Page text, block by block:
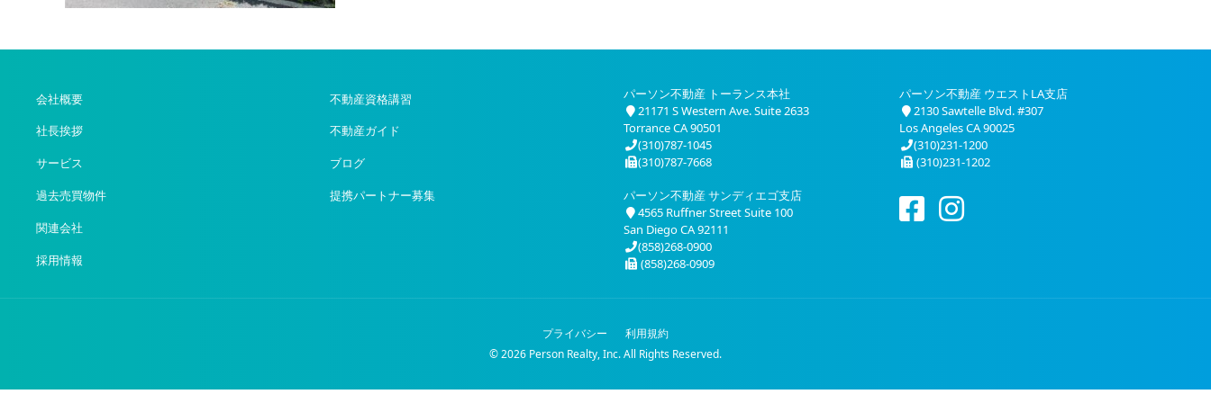
会社概要
社長挨拶
サービス
過去売買物件
関連会社
採用情報
不動産資格講習
不動産ガイド
ブログ
提携パートナー募集
パーソン不動産 トーランス本社
21171 S Western Ave. Suite 2633
Torrance CA 90501
(310)787-1045
(310)787-7668
パーソン不動産 ウエストLA支店
2130 Sawtelle Blvd. #307
Los Angeles CA 90025
(310)231-1200
(310)231-1202
パーソン不動産 サンディエゴ支店
4565 Ruffner Street Suite 100
San Diego CA 92111
(858)268-0900
(858)268-0909
プライバシー
利用規約
© 2026 Person Realty, Inc. All Rights Reserved.